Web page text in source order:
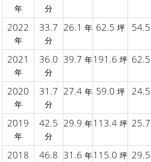
年 分
2022
年
33.7
分
26.1 年 62.5 坪 54.5
2021
年
36.0
分
39.7 年191.6 坪 62.5
2020
年
31.7
分
27.4 年 59.0 坪 24.5
2019
年
42.5
分
29.9 年113.4 坪 25.7
2018 46.8 31.6 年115.0 坪 29.5